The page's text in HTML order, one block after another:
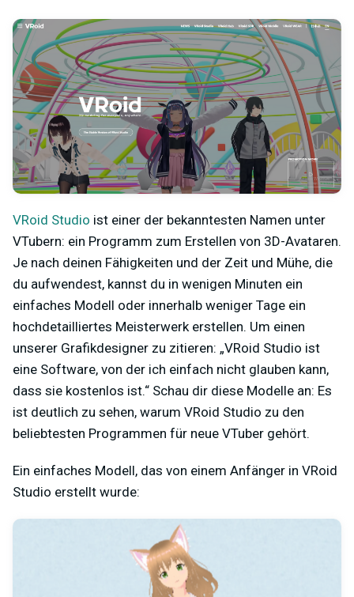
VRoid Studio ist einer der bekanntesten Namen unter
VTubern: ein Programm zum Erstellen von 3D-Avataren.
Je nach deinen Fähigkeiten und der Zeit und Mühe, die
du aufwendest, kannst du in wenigen Minuten ein
einfaches Modell oder innerhalb weniger Tage ein
hochdetailliertes Meisterwerk erstellen. Um einen
unserer Grafikdesigner zu zitieren: „VRoid Studio ist
eine Software, von der ich einfach nicht glauben kann,
dass sie kostenlos ist.“ Schau dir diese Modelle an: Es
ist deutlich zu sehen, warum VRoid Studio zu den
beliebtesten Programmen für neue VTuber gehört.
Ein einfaches Modell, das von einem Anfänger in VRoid
Studio erstellt wurde: